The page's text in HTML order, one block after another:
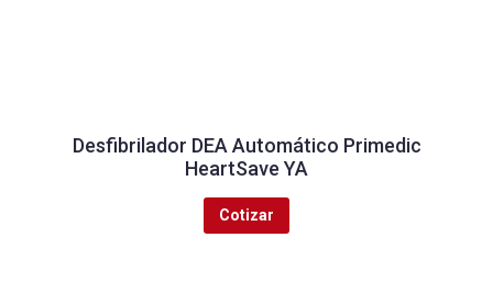
Desfibrilador DEA Automático Primedic
HeartSave YA
Cotizar